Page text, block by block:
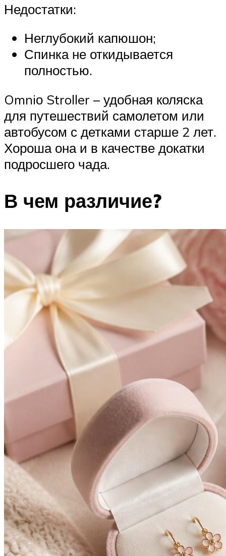
Недостатки:
Неглубокий капюшон;
Спинка не откидывается
полностью.
Omniо Stroller – удобная коляска
для путешествий самолетом или
автобусом с детками старше 2 лет.
Хороша она и в качестве докатки
подросшего чада.
В чем различие?